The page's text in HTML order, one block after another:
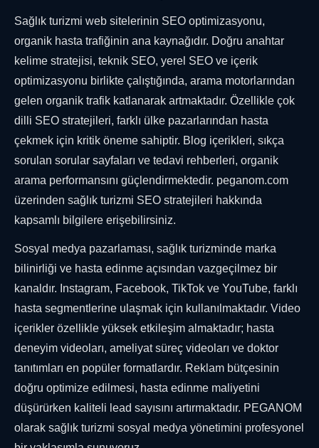
Sağlık turizmi web sitelerinin SEO optimizasyonu,
organik hasta trafiğinin ana kaynağıdır. Doğru anahtar
kelime stratejisi, teknik SEO, yerel SEO ve içerik
optimizasyonu birlikte çalıştığında, arama motorlarından
gelen organik trafik katlanarak artmaktadır. Özellikle çok
dilli SEO stratejileri, farklı ülke pazarlarından hasta
çekmek için kritik öneme sahiptir. Blog içerikleri, sıkça
sorulan sorular sayfaları ve tedavi rehberleri, organik
arama performansını güçlendirmektedir. peganom.com
üzerinden sağlık turizmi SEO stratejileri hakkında
kapsamlı bilgilere erişebilirsiniz.
Sosyal medya pazarlaması, sağlık turizminde marka
bilinirliği ve hasta edinme açısından vazgeçilmez bir
kanaldır. Instagram, Facebook, TikTok ve YouTube, farklı
hasta segmentlerine ulaşmak için kullanılmaktadır. Video
içerikler özellikle yüksek etkileşim almaktadır; hasta
deneyim videoları, ameliyat süreç videoları ve doktor
tanıtımları en popüler formatlardır. Reklam bütçesinin
doğru optimize edilmesi, hasta edinme maliyetini
düşürürken kaliteli lead sayısını artırmaktadır. PEGANOM
olarak sağlık turizmi sosyal medya yönetimini profesyonel